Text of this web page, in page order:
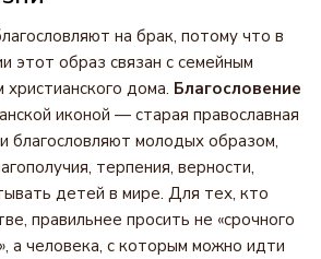
на брак, потому что в
этот образ связан с семейным
дома. Благословение
иконой — старая православная
благословляют молодых образом,
терпения, верности,
детей в мире. Для тех, кто
правильнее просить не «срочного
а человека, с которым можно идти